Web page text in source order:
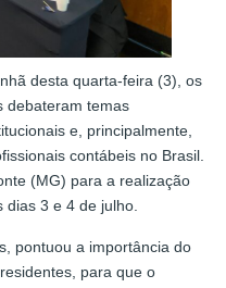
desta quarta-feira (3), os
debateram temas
e, principalmente,
contábeis no Brasil.
(MG) para a realização
3 e 4 de julho.
pontuou a importância do
para que o